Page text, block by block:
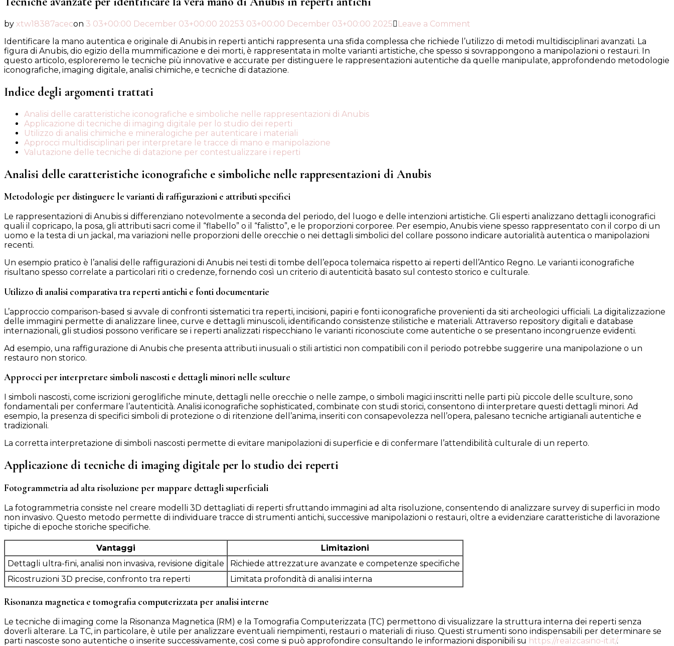
by xtw18387acecon 3 03+00:00 December 03+00:00 20253 03+00:00 December 03+00:00 2025 Leave a Comment
avanzate
per
identificare
Identificare la mano autentica e originale di Anubis in reperti antichi rappresenta una sfida complessa che richiede l’utilizzo di metodi multidisciplinari avanzati. La
figura di Anubis, dio egizio della mummificazione e dei morti, è rappresentata in molte varianti artistiche, che spesso si sovrappongono a manipolazioni o restauri. In
questo articolo, esploreremo le tecniche più innovative e accurate per distinguere le rappresentazioni autentiche da quelle manipulate, approfondendo metodologie
iconografiche, imaging digitale, analisi chimiche, e tecniche di datazione.
Indice degli argomenti trattati
Analisi delle caratteristiche iconografiche e simboliche nelle rappresentazioni di Anubis
Applicazione di tecniche di imaging digitale per lo studio dei reperti
Utilizzo di analisi chimiche e mineralogiche per autenticare i materiali
Approcci multidisciplinari per interpretare le tracce di mano e manipolazione
Valutazione delle tecniche di datazione per contestualizzare i reperti
Analisi delle caratteristiche iconografiche e simboliche nelle rappresentazioni di Anubis
Metodologie per distinguere le varianti di raffigurazioni e attributi specifici
Le rappresentazioni di Anubis si differenziano notevolmente a seconda del periodo, del luogo e delle intenzioni artistiche. Gli esperti analizzano dettagli iconografici
quali il copricapo, la posa, gli attributi sacri come il “flabello” o il “falistto”, e le proporzioni corporee. Per esempio, Anubis viene spesso rappresentato con il corpo di un
uomo e la testa di un jackal, ma variazioni nelle proporzioni delle orecchie o nei dettagli simbolici del collare possono indicare autorialità autentica o manipolazioni
recenti.
Un esempio pratico è l’analisi delle raffigurazioni di Anubis nei testi di tombe dell’epoca tolemaica rispetto ai reperti dell’Antico Regno. Le varianti iconografiche
risultano spesso correlate a particolari riti o credenze, fornendo così un criterio di autenticità basato sul contesto storico e culturale.
Utilizzo di analisi comparativa tra reperti antichi e fonti documentarie
L’approccio comparison-based si avvale di confronti sistematici tra reperti, incisioni, papiri e fonti iconografiche provenienti da siti archeologici ufficiali. La digitalizzazione
delle immagini permette di analizzare linee, curve e dettagli minuscoli, identificando consistenze stilistiche e materiali. Attraverso repository digitali e database
internazionali, gli studiosi possono verificare se i reperti analizzati rispecchiano le varianti riconosciute come autentiche o se presentano incongruenze evidenti.
Ad esempio, una raffigurazione di Anubis che presenta attributi inusuali o stili artistici non compatibili con il periodo potrebbe suggerire una manipolazione o un
restauro non storico.
Approcci per interpretare simboli nascosti e dettagli minori nelle sculture
I simboli nascosti, come iscrizioni geroglifiche minute, dettagli nelle orecchie o nelle zampe, o simboli magici inscritti nelle parti più piccole delle sculture, sono
fondamentali per confermare l’autenticità. Analisi iconografiche sophisticated, combinate con studi storici, consentono di interpretare questi dettagli minori. Ad
esempio, la presenza di specifici simboli di protezione o di ritenzione dell’anima, inseriti con consapevolezza nell’opera, palesano tecniche artigianali autentiche e
tradizionali.
La corretta interpretazione di simboli nascosti permette di evitare manipolazioni di superficie e di confermare l’attendibilità culturale di un reperto.
Applicazione di tecniche di imaging digitale per lo studio dei reperti
Fotogrammetria ad alta risoluzione per mappare dettagli superficiali
La fotogrammetria consiste nel creare modelli 3D dettagliati di reperti sfruttando immagini ad alta risoluzione, consentendo di analizzare survey di superfici in modo
non invasivo. Questo metodo permette di individuare tracce di strumenti antichi, successive manipolazioni o restauri, oltre a evidenziare caratteristiche di lavorazione
tipiche di epoche storiche specifiche.
Vantaggi
Limitazioni
Dettagli ultra-fini, analisi non invasiva, revisione digitale
Richiede attrezzature avanzate e competenze specifiche
Ricostruzioni 3D precise, confronto tra reperti
Limitata profondità di analisi interna
Risonanza magnetica e tomografia computerizzata per analisi interne
Le tecniche di imaging come la Risonanza Magnetica (RM) e la Tomografia Computerizzata (TC) permettono di visualizzare la struttura interna dei reperti senza
doverli alterare. La TC, in particolare, è utile per analizzare eventuali riempimenti, restauri o materiali di riuso. Questi strumenti sono indispensabili per determinare se
parti nascoste sono autentiche o inserite successivamente, così come si può approfondire consultando le informazioni disponibili su https://realzcasino-it.it/.